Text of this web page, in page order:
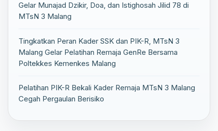
Gelar Munajad Dzikir, Doa, dan Istighosah Jilid 78 di
MTsN 3 Malang
Tingkatkan Peran Kader SSK dan PIK-R, MTsN 3
Malang Gelar Pelatihan Remaja GenRe Bersama
Poltekkes Kemenkes Malang
Pelatihan PIK-R Bekali Kader Remaja MTsN 3 Malang
Cegah Pergaulan Berisiko